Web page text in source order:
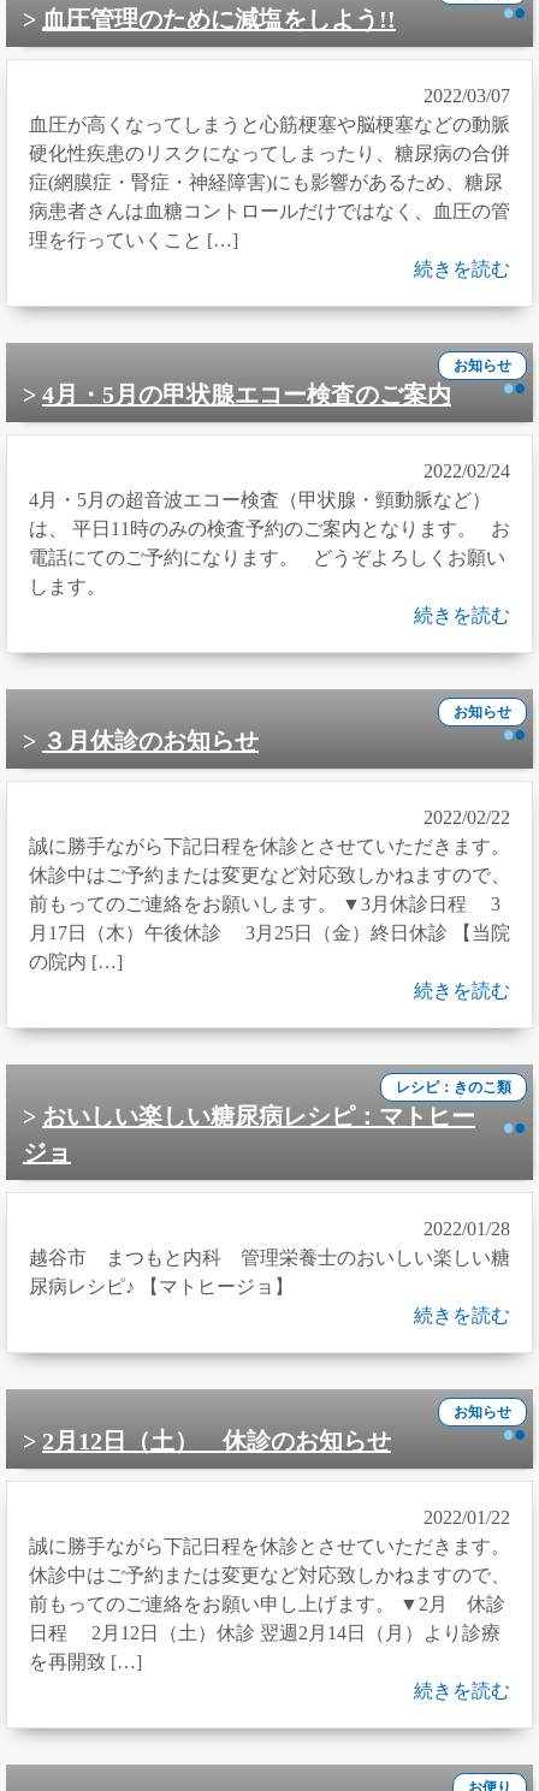
血圧管理のために減塩をしよう!!
2022/03/07
血圧が高くなってしまうと心筋梗塞や脳梗塞などの動脈
硬化性疾患のリスクになってしまったり、糖尿病の合併
症(網膜症・腎症・神経障害)にも影響があるため、糖尿
病患者さんは血糖コントロールだけではなく、血圧の管
理を行っていくこと […]
続きを読む
お知らせ
4月・5月の甲状腺エコー検査のご案内
2022/02/24
4月・5月の超音波エコー検査（甲状腺・頸動脈など）
は、 平日11時のみの検査予約のご案内となります。 お
電話にてのご予約になります。 どうぞよろしくお願い
します。
続きを読む
お知らせ
３月休診のお知らせ
2022/02/22
誠に勝手ながら下記日程を休診とさせていただきます。
休診中はご予約または変更など対応致しかねますので、
前もってのご連絡をお願いします。 ▼3月休診日程 3
月17日（木）午後休診 3月25日（金）終日休診 【当院
の院内 […]
続きを読む
レシピ：きのこ類
おいしい楽しい糖尿病レシピ：マトヒー
ジョ
2022/01/28
越谷市 まつもと内科 管理栄養士のおいしい楽しい糖
尿病レシピ♪ 【マトヒージョ】
続きを読む
お知らせ
2月12日（土） 休診のお知らせ
2022/01/22
誠に勝手ながら下記日程を休診とさせていただきます。
休診中はご予約または変更など対応致しかねますので、
前もってのご連絡をお願い申し上げます。 ▼2月 休診
日程 2月12日（土）休診 翌週2月14日（月）より診療
を再開致 […]
続きを読む
お便り